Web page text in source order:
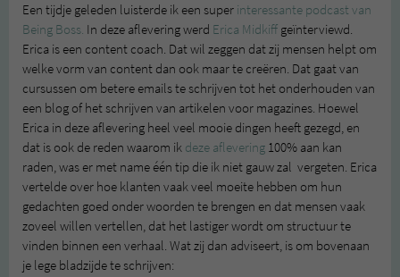
Een tijdje geleden luisterde ik een super interessante podcast van
Being Boss. In deze aflevering werd Erica Midkiff geïnterviewd.
Erica is een content coach. Dat wil zeggen dat zij mensen helpt om
welke vorm van content dan ook maar te creëren. Dat gaat van
cursussen om betere emails te schrijven tot het onderhouden van
een blog of het schrijven van artikelen voor magazines. Hoewel
Erica in deze aflevering heel veel mooie dingen heeft gezegd, en
dat is ook de reden waarom ik deze aflevering 100% aan kan
raden, was er met name één tip die ik niet gauw zal vergeten. Erica
vertelde over hoe klanten vaak veel moeite hebben om hun
gedachten goed onder woorden te brengen en dat mensen vaak
zoveel willen vertellen, dat het lastiger wordt om structuur te
vinden binnen een verhaal. Wat zij dan adviseert, is om bovenaan
je lege bladzijde te schrijven: